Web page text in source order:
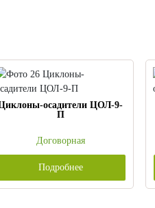
осадители ЦОЛ-9-
П
Договорная
Подробнее